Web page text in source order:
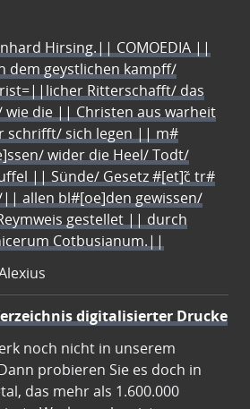
Hirsing.|| COMOEDIA ||
dem geystlichen kampff/
Ritterschafft/ das
wie die || Christen aus warheit
schrifft/ sich legen || m#
wider die Heel/ Todt/
|| Sünde/ Gesetz #[et]c̃ tr#
allen bl#[oe]den gewissen/
gestellet || durch
Cotbusianum.||
digitalisierter Drucke
noch nicht in unserem
probieren Sie es doch in
das mehr als 1.600.000